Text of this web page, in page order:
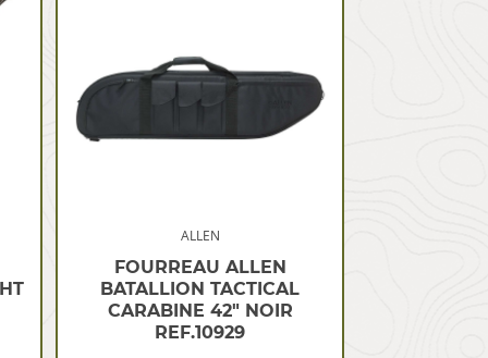
ALLEN
FOURREAU ALLEN
BATALLION TACTICAL
CARABINE 42″ NOIR
REF.10929